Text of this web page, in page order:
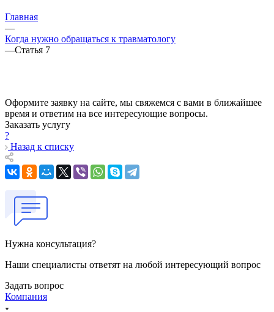
Главная
—
Когда нужно обращаться к травматологу
—Статья 7
Оформите заявку на сайте, мы свяжемся с вами в ближайшее
время и ответим на все интересующие вопросы.
Заказать услугу
?
Назад к списку
Нужна консультация?
Наши специалисты ответят на любой интересующий вопрос
Задать вопрос
Компания